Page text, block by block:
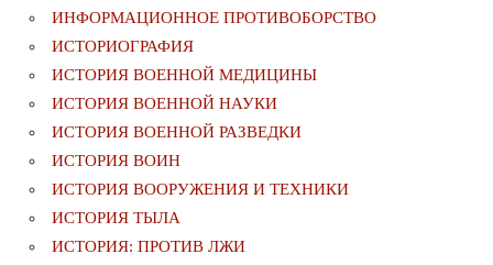
ИНФОРМАЦИОННОЕ ПРОТИВОБОРСТВО
ИСТОРИОГРАФИЯ
ИСТОРИЯ ВОЕННОЙ МЕДИЦИНЫ
ИСТОРИЯ ВОЕННОЙ НАУКИ
ИСТОРИЯ ВОЕННОЙ РАЗВЕДКИ
ИСТОРИЯ ВОИН
ИСТОРИЯ ВООРУЖЕНИЯ И ТЕХНИКИ
ИСТОРИЯ ТЫЛА
ИСТОРИЯ: ПРОТИВ ЛЖИ